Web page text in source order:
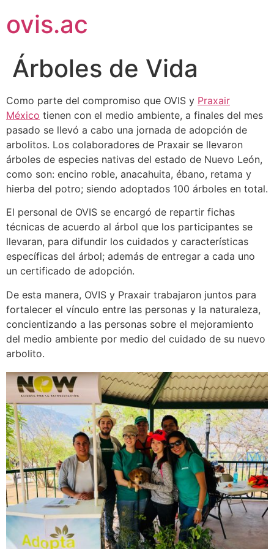
ovis.ac
Árboles de Vida
Como parte del compromiso que OVIS y Praxair
México tienen con el medio ambiente, a finales del mes
pasado se llevó a cabo una jornada de adopción de
arbolitos. Los colaboradores de Praxair se llevaron
árboles de especies nativas del estado de Nuevo León,
como son: encino roble, anacahuita, ébano, retama y
hierba del potro; siendo adoptados 100 árboles en total.
El personal de OVIS se encargó de repartir fichas
técnicas de acuerdo al árbol que los participantes se
llevaran, para difundir los cuidados y características
específicas del árbol; además de entregar a cada uno
un certificado de adopción.
De esta manera, OVIS y Praxair trabajaron juntos para
fortalecer el vínculo entre las personas y la naturaleza,
concientizando a las personas sobre el mejoramiento
del medio ambiente por medio del cuidado de su nuevo
arbolito.